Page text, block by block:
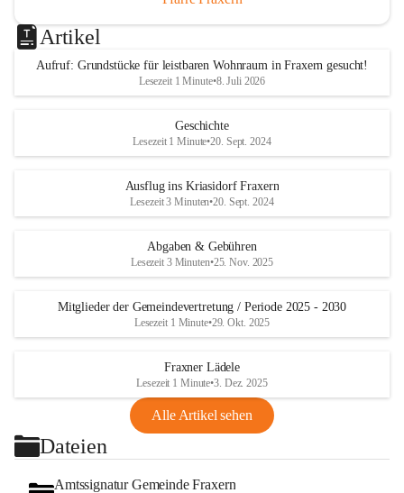
Artikel
Aufruf: Grundstücke für leistbaren Wohnraum in Fraxern gesucht!
Lesezeit 1 Minute•8. Juli 2026
Geschichte
Lesezeit 1 Minute•20. Sept. 2024
Ausflug ins Kriasidorf Fraxern
Lesezeit 3 Minuten•20. Sept. 2024
Abgaben & Gebühren
Lesezeit 3 Minuten•25. Nov. 2025
Mitglieder der Gemeindevertretung / Periode 2025 - 2030
Lesezeit 1 Minute•29. Okt. 2025
Fraxner Lädele
Lesezeit 1 Minute•3. Dez. 2025
Alle Artikel sehen
Dateien
Amtssignatur Gemeinde Fraxern